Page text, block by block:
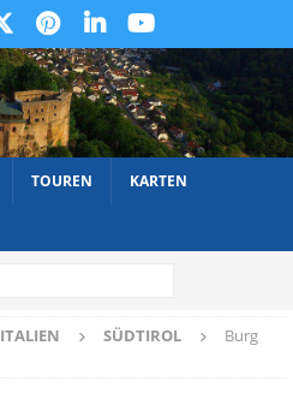
TOUREN KARTEN
ITALIEN SÜDTIROL
Burg